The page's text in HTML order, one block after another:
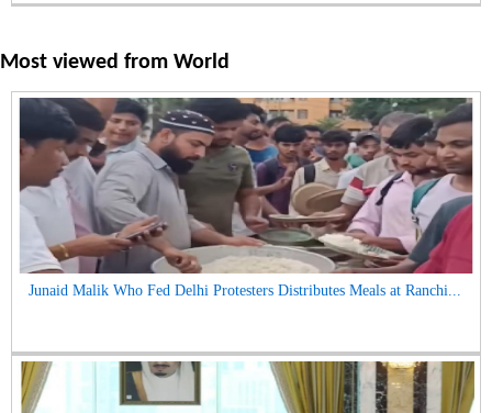
Most viewed from World
Junaid Malik Who Fed Delhi Protesters Distributes Meals at Ranchi...